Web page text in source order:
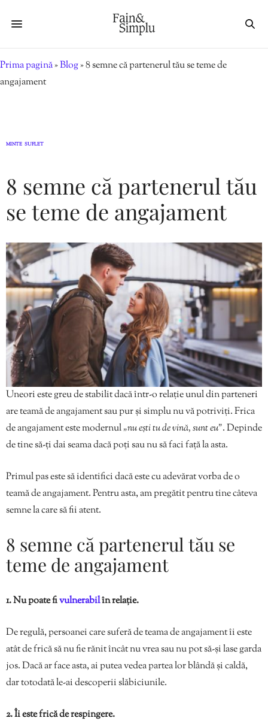
Prima pagină»Blog»8 semne că partenerul tău se teme de
angajament
MINTE SUFLET
8 semne că partenerul tău
se teme de angajament
Uneori este greu de stabilit dacă într-o relație unul din parteneri
are teamă de angajament sau pur și simplu nu vă potriviți. Frica
de angajament este modernul„nu ești tu de vină, sunt eu”. Depinde
de tine să-ți dai seama dacă poți sau nu să faci față la asta.
Primul pas este să identifici dacă este cu adevărat vorba de o
teamă de angajament. Pentru asta, am pregătit pentru tine câteva
semne la care să fii atent.
8 semne că partenerul tău se
teme de angajament
1. Nu poate fivulnerabilîn relație.
De regulă, persoanei care suferă de teama de angajament îi este
atât de frică să nu fie rănit încât nu vrea sau nu pot să-și lase garda
jos. Dacă ar face asta, ai putea vedea partea lor blândă și caldă,
dar totodată le-ai descoperii slăbiciunile.
2. Îi este frică de respingere.